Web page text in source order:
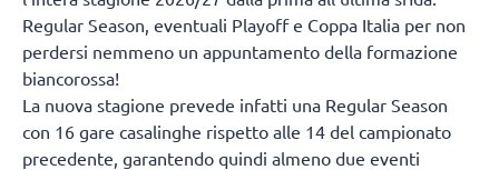
Regular Season, eventuali Playoff e Coppa Italia per non
perdersi nemmeno un appuntamento della formazione
biancorossa!
La nuova stagione prevede infatti una Regular Season
con 16 gare casalinghe rispetto alle 14 del campionato
precedente, garantendo quindi almeno due eventi